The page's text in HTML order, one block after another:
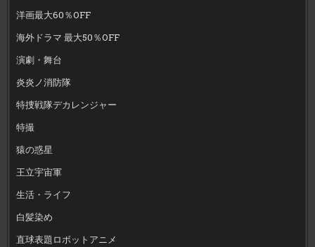
洋画最大60％OFF
海外ドラマ 最大50％OFF
演劇・舞台
炎炎ノ消防隊
特捜戦隊デカレンジャー
特撮
猿の惑星
王立宇宙軍
生活・ライフ
白髪染め
直球表題ロボットアニメ